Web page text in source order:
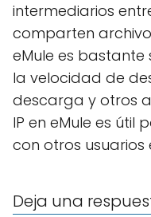
intermediarios
comparten
eMule es
la velocidad de
descarga y otros
IP en eMule es útil
con otros usuarios
Deja una